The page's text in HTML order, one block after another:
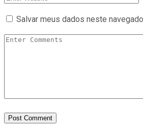
Salvar meus dados neste